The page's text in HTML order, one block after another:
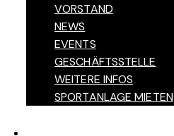
VORSTAND
NEWS
EVENTS
GESCHÄFTSSTELLE
WEITERE INFOS
SPORTANLAGE MIETEN